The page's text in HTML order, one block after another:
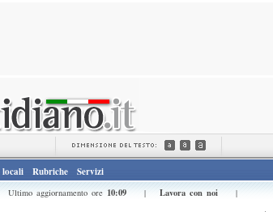
Rubriche
Servizi
aggiornamento ore 10:09| Lavora con noi|